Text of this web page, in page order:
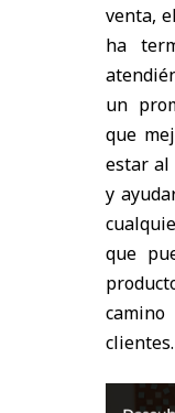
venta,
ha
un
que
estar al
y
que
clientes.